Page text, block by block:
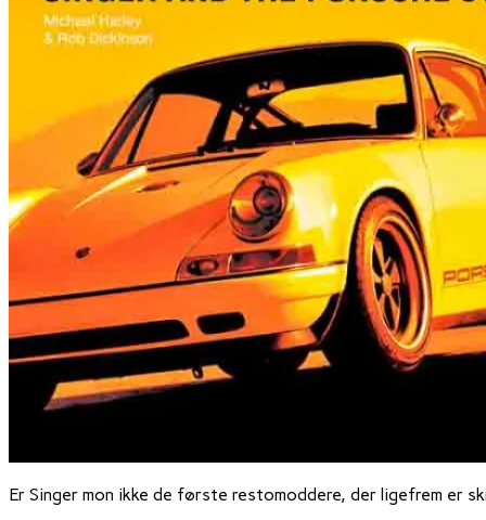
Er Singer mon ikke de første restomoddere, der ligefrem er